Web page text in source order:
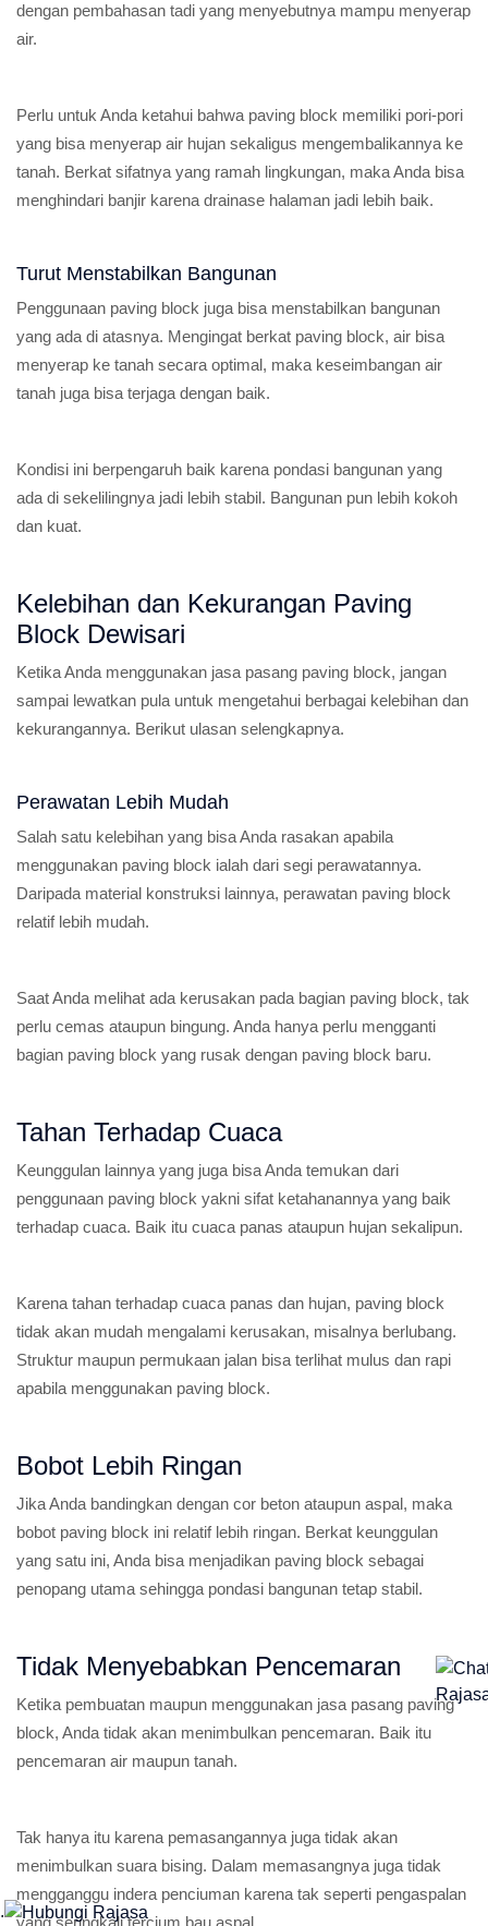
dengan pembahasan tadi yang menyebutnya mampu menyerap
air.
Perlu untuk Anda ketahui bahwa paving block memiliki pori-pori
yang bisa menyerap air hujan sekaligus mengembalikannya ke
tanah. Berkat sifatnya yang ramah lingkungan, maka Anda bisa
menghindari banjir karena drainase halaman jadi lebih baik.
Turut Menstabilkan Bangunan
Penggunaan paving block juga bisa menstabilkan bangunan
yang ada di atasnya. Mengingat berkat paving block, air bisa
menyerap ke tanah secara optimal, maka keseimbangan air
tanah juga bisa terjaga dengan baik.
Kondisi ini berpengaruh baik karena pondasi bangunan yang
ada di sekelilingnya jadi lebih stabil. Bangunan pun lebih kokoh
dan kuat.
Kelebihan dan Kekurangan Paving
Block Dewisari
Ketika Anda menggunakan jasa pasang paving block, jangan
sampai lewatkan pula untuk mengetahui berbagai kelebihan dan
kekurangannya. Berikut ulasan selengkapnya.
Perawatan Lebih Mudah
Salah satu kelebihan yang bisa Anda rasakan apabila
menggunakan paving block ialah dari segi perawatannya.
Daripada material konstruksi lainnya, perawatan paving block
relatif lebih mudah.
Saat Anda melihat ada kerusakan pada bagian paving block, tak
perlu cemas ataupun bingung. Anda hanya perlu mengganti
bagian paving block yang rusak dengan paving block baru.
Tahan Terhadap Cuaca
Keunggulan lainnya yang juga bisa Anda temukan dari
penggunaan paving block yakni sifat ketahanannya yang baik
terhadap cuaca. Baik itu cuaca panas ataupun hujan sekalipun.
Karena tahan terhadap cuaca panas dan hujan, paving block
tidak akan mudah mengalami kerusakan, misalnya berlubang.
Struktur maupun permukaan jalan bisa terlihat mulus dan rapi
apabila menggunakan paving block.
Bobot Lebih Ringan
Jika Anda bandingkan dengan cor beton ataupun aspal, maka
bobot paving block ini relatif lebih ringan. Berkat keunggulan
yang satu ini, Anda bisa menjadikan paving block sebagai
penopang utama sehingga pondasi bangunan tetap stabil.
Tidak Menyebabkan Pencemaran
Ketika pembuatan maupun menggunakan jasa pasang paving
block, Anda tidak akan menimbulkan pencemaran. Baik itu
pencemaran air maupun tanah.
Tak hanya itu karena pemasangannya juga tidak akan
menimbulkan suara bising. Dalam memasangnya juga tidak
mengganggu indera penciuman karena tak seperti pengaspalan
yang seringkali tercium bau aspal.
.